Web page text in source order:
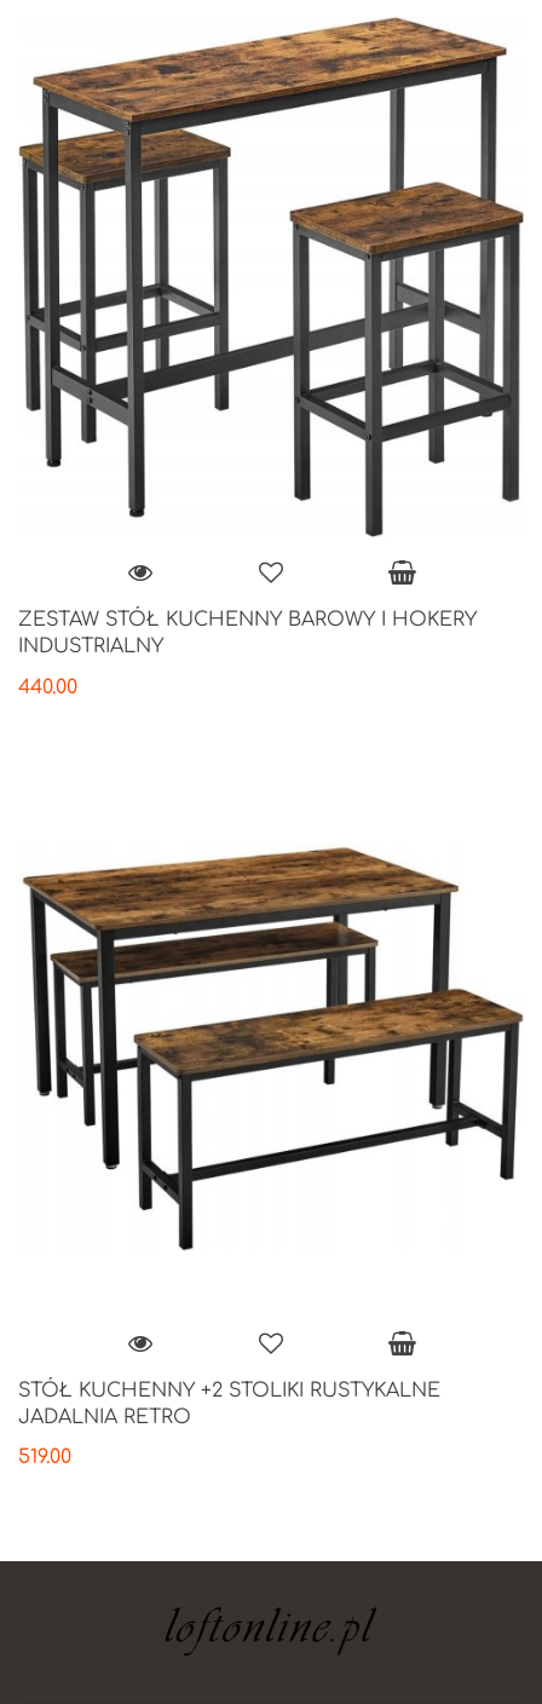
ZESTAW STÓŁ KUCHENNY BAROWY I HOKERY
INDUSTRIALNY
440.00
STÓŁ KUCHENNY +2 STOLIKI RUSTYKALNE
JADALNIA RETRO
519.00